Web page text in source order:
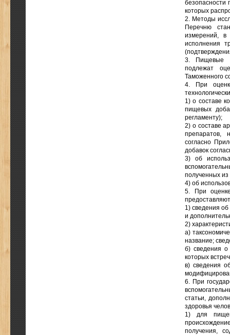
безопасности
которых
2. Методы
Перечню
измерений,
исполнения
3. Пищевые
подлежат
Таможенного
4. При
1) о составе
пищевых
регламенту);
2) о составе
препаратов,
согласно
добавок
3) об
полученных
4) об
5. При
1) сведения
и
2)
а)
название;
б) сведения о
которых
в) сведения
6. При
статьи,
здоровья
1) для
получения,